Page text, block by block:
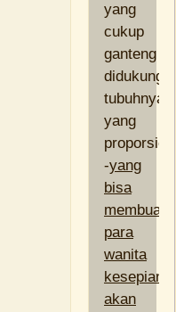
yang
cukup
ganteng
didukung
tubuhnya
yang
-yang
bisa
membuat
para
wanita
kesepian
akan